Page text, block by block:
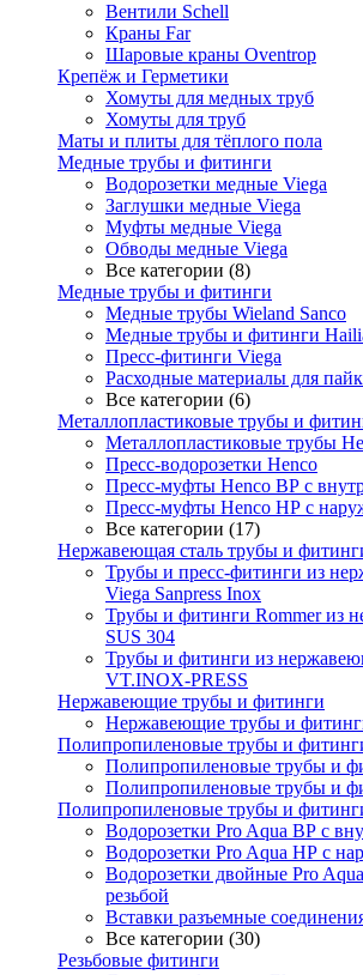
Вентили Schell
Краны Far
Шаровые краны Oventrop
Крепёж и Герметики
Хомуты для медных труб
Хомуты для труб
Маты и плиты для тёплого пола
Медные трубы и фитинги
Водорозетки медные Viega
Заглушки медные Viega
Муфты медные Viega
Обводы медные Viega
Все категории (8)
Медные трубы и фитинги
Медные трубы Wieland Sanco
Медные трубы и фитинги
Пресс-фитинги Viega
Расходные материалы для
Все категории (6)
Металлопластиковые трубы и
Металлопластиковые трубы
Пресс-водорозетки Henco
Пресс-муфты Henco ВР с
Пресс-муфты Henco НР с
Все категории (17)
Нержавеющая сталь трубы и
Трубы и пресс-фитинги из
Viega Sanpress Inox
Трубы и фитинги Rommer из
SUS 304
Трубы и фитинги из
VT.INOX-PRESS
Нержавеющие трубы и фитинги
Нержавеющие трубы и
Полипропиленовые трубы и
Полипропиленовые трубы и
Полипропиленовые трубы и
Полипропиленовые трубы и
Водорозетки Pro Aqua ВР с
Водорозетки Pro Aqua НР с
Водорозетки двойные Pro
резьбой
Вставки разъемные
Все категории (30)
Резьбовые фитинги